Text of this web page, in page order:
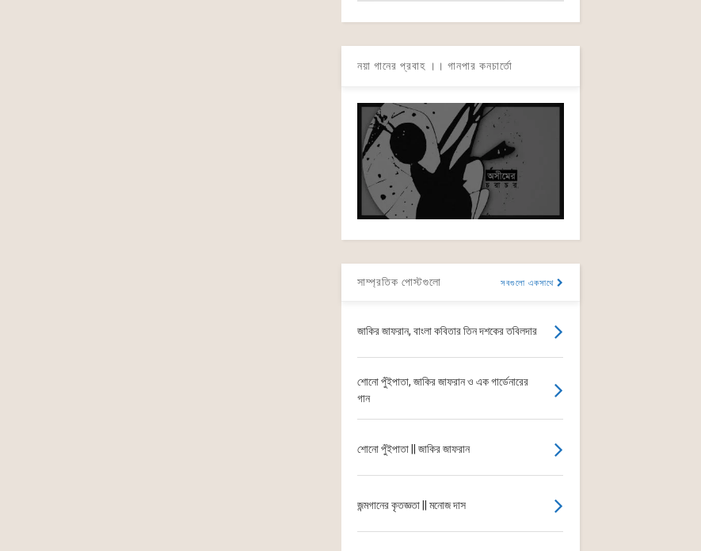
নয়া গানের প্রবাহ ।। গানপার কনচার্তো
সাম্প্রতিক পোস্টগুলো সবগুলো একসাথে
জাকির জাফরান, বাংলা কবিতার তিন দশকের তবিলদার
শোনো পুঁইপাতা, জাকির জাফরান ও এক গার্ডেনারের
গান
শোনো পুঁইপাতা || জাকির জাফরান
জন্মগানের কৃতজ্ঞতা || মনোজ দাস